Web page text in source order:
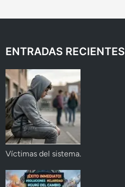
ENTRADAS RECIENTES
Víctimas del sistema.